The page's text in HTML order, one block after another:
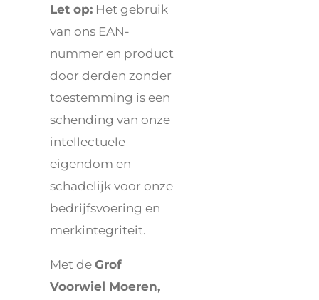
Let op: Het gebruik
van ons EAN-
nummer en product
door derden zonder
toestemming is een
schending van onze
intellectuele
eigendom en
schadelijk voor onze
bedrijfsvoering en
merkintegriteit.
Met deGrof
Voorwiel Moeren,